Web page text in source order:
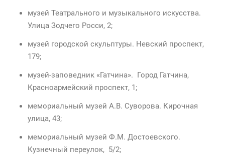
музей Театрального и музыкального искусства.
Улица Зодчего Росси, 2;
музей городской скульптуры. Невский проспект,
179;
музей-заповедник «Гатчина». Город Гатчина,
Красноармейский проспект, 1;
мемориальный музей А.В. Суворова. Кирочная
улица, 43;
мемориальный музей Ф.М. Достоевского.
Кузнечный переулок, 5/2;